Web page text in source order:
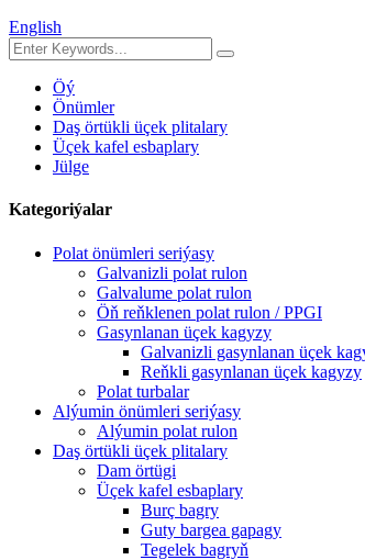
English
Öý
Önümler
Daş örtükli üçek plitalary
Üçek kafel esbaplary
Jülge
Kategoriýalar
Polat önümleri seriýasy
Galvanizli polat rulon
Galvalume polat rulon
Öň reňklenen polat rulon / PPGI
Gasynlanan üçek kagyzy
Galvanizli gasynlanan üçek
Reňkli gasynlanan üçek kagyzy
Polat turbalar
Alýumin önümleri seriýasy
Alýumin polat rulon
Daş örtükli üçek plitalary
Dam örtügi
Üçek kafel esbaplary
Burç bagry
Guty bargea gapagy
Tegelek bagryň